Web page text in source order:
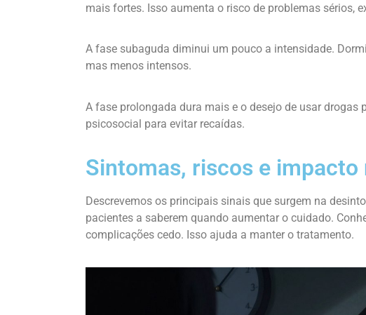
mais fortes. Isso aumenta o risco de problemas sérios,
A fase subaguda diminui um pouco a intensidade.
mas menos intensos.
A fase prolongada dura mais e o desejo de usar drogas
psicosocial para evitar recaídas.
Sintomas, riscos e
Descrevemos os principais sinais que surgem na
pacientes a saberem quando aumentar o cuidado.
complicações cedo. Isso ajuda a manter o tratamento.